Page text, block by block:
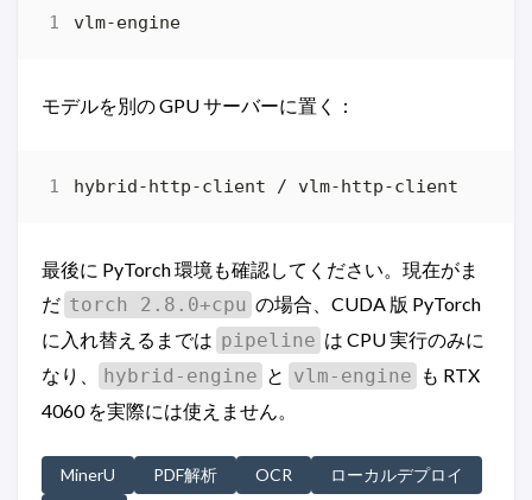
モデルを別の GPU サーバーに置く：
最後に PyTorch 環境も確認してください。現在がま
だ torch 2.8.0+cpu の場合、CUDA 版 PyTorch
に入れ替えるまでは pipeline は CPU 実行のみに
なり、
hybrid-engine と vlm-engine も RTX
4060 を実際には使えません。
MinerU PDF解析 OCR
ローカルデプロイ